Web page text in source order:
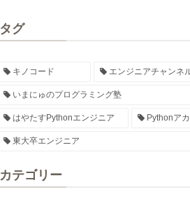
タグ
キノコード エンジニアチャンネ
いまにゅのプログラミング塾
はやたすPythonエンジニア Pythonア
東大卒エンジニア
カテゴリー